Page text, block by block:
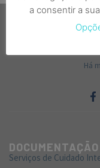
Há
DOCUMENTAÇÃO
Serviços de Cuidado
a consentir a